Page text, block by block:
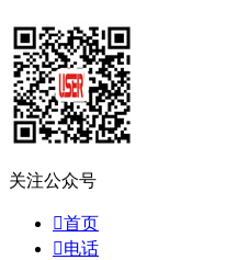
关注公众号
首页
电话